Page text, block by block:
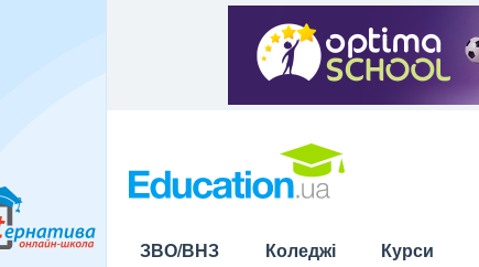
ЗВО/ВНЗ Коледжі Курси